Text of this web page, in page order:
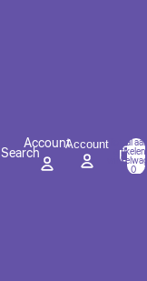
Search
AccountAccount Totaal
0